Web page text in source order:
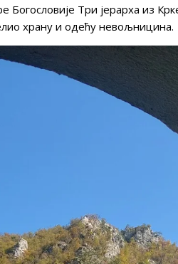
Три јерарха из
храну и одећу невољницина.